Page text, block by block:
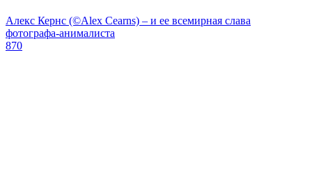
Алекс Кернс (©Alex Cearns) – и ее всемирная слава
фотографа-анималиста
870